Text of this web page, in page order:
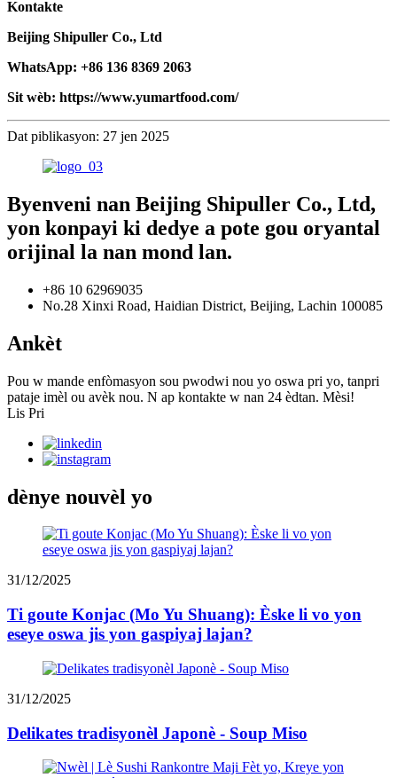
Kontakte
Beijing Shipuller Co., Ltd
WhatsApp: +86 136 8369 2063
Sit wèb: https://www.yumartfood.com/
Dat piblikasyon: 27 jen 2025
Byenveni nan Beijing Shipuller Co., Ltd,
yon konpayi ki dedye a pote gou oryantal
orijinal la nan mond lan.
+86 10 62969035
No.28 Xinxi Road, Haidian District, Beijing, Lachin 100085
Ankèt
Pou w mande enfòmasyon sou pwodwi nou yo oswa pri yo, tanpri
pataje imèl ou avèk nou. N ap kontakte w nan 24 èdtan. Mèsi!
Lis Pri
dènye nouvèl yo
31/12/2025
Ti goute Konjac (Mo Yu Shuang): Èske li vo yon
eseye oswa jis yon gaspiyaj lajan?
31/12/2025
Delikates tradisyonèl Japonè - Soup Miso